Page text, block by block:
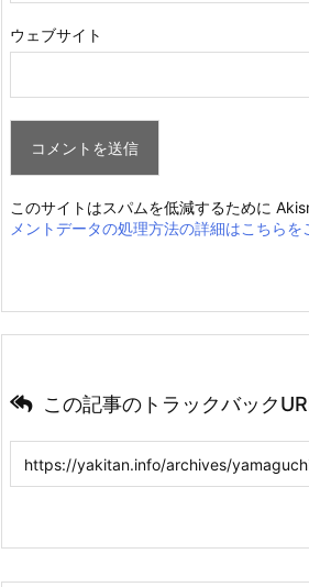
ウェブサイト
このサイトはスパムを低減するために
メントデータの処理方法の詳細はこちらを
この記事のトラックバック